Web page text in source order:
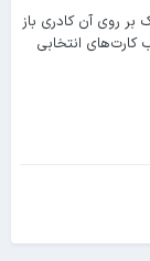
بر روی آن کادری باز
انتخابی